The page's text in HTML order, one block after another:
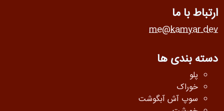
ارتباط با ما
me@kamyar.dev
دسته بندی ها
پلو
خوراک
سوپ آش آبگوشت